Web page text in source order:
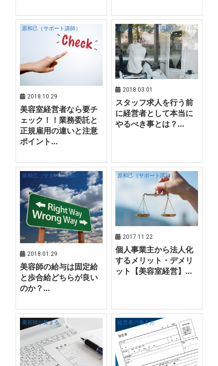
原和己（サポート講師）
2018.10.29
美容室経営者なら要チ
ェック！！業務委託と
正規雇用の違いと注意
ポイント…
原和己（サポート講師）
2018.03.01
スタッフ求人を行う前
に経営者として本当に
やるべき事とは？…
原和己（サポート講師）
2018.01.29
美容師の給与は固定給
と歩合給どちらが良い
のか？…
原和己（サポート講師）
2017.11.22
個人事業主から法人化
するメリット・デメリ
ット【美容室経営】…
美容師が集まる 経営者の働き方